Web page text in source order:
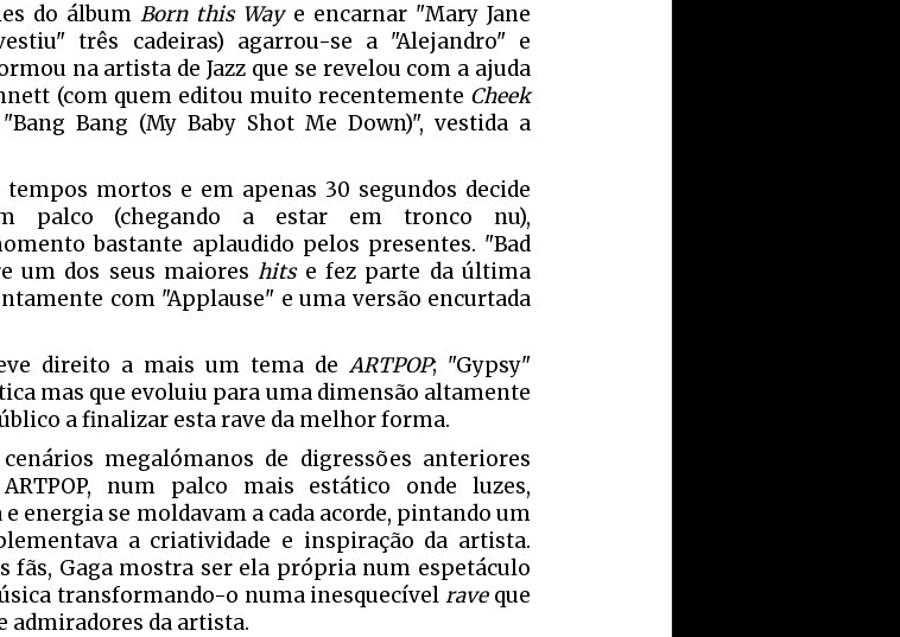
do álbum Born this Waye encarnar "Mary Jane
três cadeiras) agarrou-se a "Alejandro" e
na artista de Jazz que se revelou com a ajuda
(com quem editou muito recentemente Cheek
Bang (My Baby Shot Me Down)", vestida a
mortos e em apenas 30 segundos decide
palco (chegando a estar em tronco nu),
bastante aplaudido pelos presentes. "Bad
um dos seus maioreshitse fez parte da última
com "Applause" e uma versão encurtada
direito a mais um tema de ARTPOP; "Gypsy"
mas que evoluiu para uma dimensão altamente
a finalizar esta rave da melhor forma.
megalómanos de digressões anteriores
num palco mais estático onde luzes,
energia se moldavam a cada acorde, pintando um
a criatividade e inspiração da artista.
fãs, Gaga mostra ser ela própria num espetáculo
transformando-o numa inesquecívelraveque
admiradores da artista.